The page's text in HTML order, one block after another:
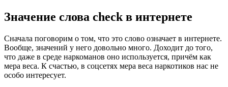
Значение слова check в интернете
Сначала поговорим о том, что это слово означает в интернете.
Вообще, значений у него довольно много. Доходит до того,
что даже в среде наркоманов оно используется, причём как
мера веса. К счастью, в соцсетях мера веса наркотиков нас не
особо интересует.